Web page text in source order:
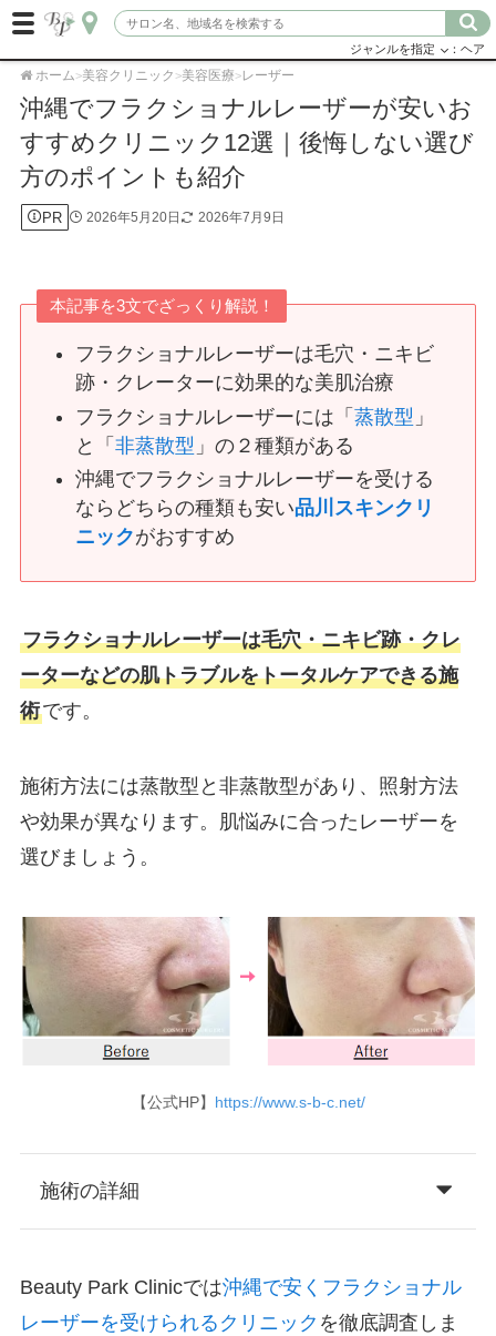
ジャンルを指定 ：ヘア
ホーム>美容クリニック >美容医療>レーザー
沖縄でフラクショナルレーザーが安いお
すすめクリニック12選｜後悔しない選び
方のポイントも紹介
PR 2026年5月20日 2026年7月9日
本記事を3文でざっくり解説！
フラクショナルレーザーは毛穴・ニキビ
跡・クレーターに効果的な美肌治療
フラクショナルレーザーには「蒸散型 」
と「非蒸散型 」の２種類がある
沖縄でフラクショナルレーザーを受ける
ならどちらの種類も安い品川スキンクリ
ニックがおすすめ
フラクショナルレーザーは毛穴・ニキビ跡・クレ
ーターなどの肌トラブルをトータルケアできる施
術です。
施術方法には蒸散型と非蒸散型があり、照射方法
や効果が異なります。肌悩みに合ったレーザーを
選びましょう。
【公式HP】 https://www.s-b-c.net/
施術の詳細
Beauty Park Clinicでは沖縄で安くフラクショナル
レーザーを受けられるクリニック を徹底調査しま